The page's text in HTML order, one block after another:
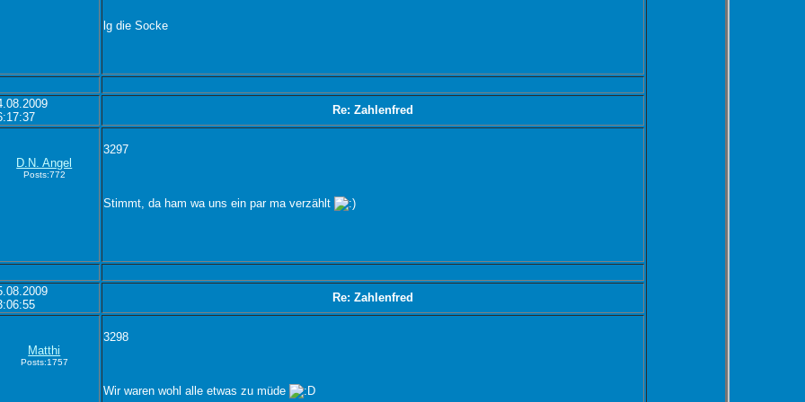
lg die Socke
Re: Zahlenfred
D.N. Angel
Posts:772
3297
Stimmt, da ham wa uns ein par ma verzählt
Re: Zahlenfred
Matthi
Posts:1757
3298
Wir waren wohl alle etwas zu müde